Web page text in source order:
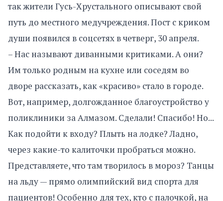
так жители Гусь-Хрустального описывают свой
путь до местного медучреждения. Пост с криком
души появился в соцсетях в четверг, 30 апреля.
– Нас называют диванными критиками. А они?
Им только родным на кухне или соседям во
дворе рассказать, как «красиво» стало в городе.
Вот, например, долгожданное благоустройство у
поликлиники за Алмазом. Сделали! Спасибо! Но...
Как подойти к входу? Плыть на лодке? Ладно,
через какие-то калиточки пробраться можно.
Представляете, что там творилось в мороз? Танцы
на льду — прямо олимпийский вид спорта для
пациентов! Особенно для тех, кто с палочкой, на